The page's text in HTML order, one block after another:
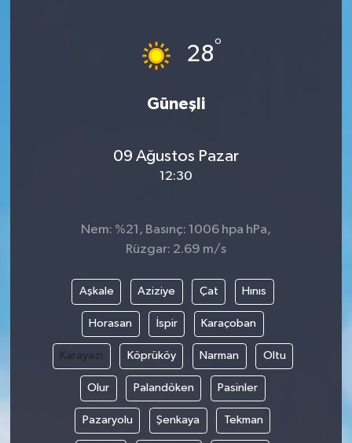
28°
Güneşli
09 Ağustos Pazar
12:30
Nem: %21, Basınç: 1006 hpa hPa,
Rüzgar: 2.69 m/s
Aşkale Aziziye Çat Hınıs
Horasan İspir Karaçoban
Karayazı Köprüköy Narman Oltu
Olur Palandöken Pasinler
Pazaryolu Şenkaya Tekman
Korkut
Malazgirt
Varto